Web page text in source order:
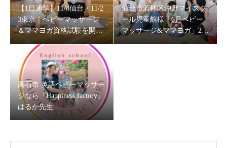
【1日通学】11/8仙台・11/2
3東京｜ベビーマッサージ
＆ママヨガ資格試験を開催
仙台市若林区沖野マイスク
ール児童館様「6月ベビー
マッサージ&ママヨガ」202
高石市 英語ベビーマッサー
ジなら『Happiness factory』
はるか先生